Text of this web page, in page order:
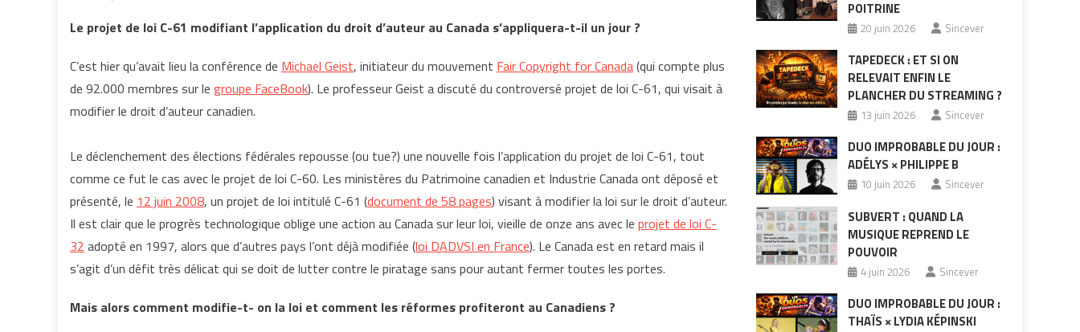
Le projet de loi C-61 modifiant l’application du droit d’auteur au Canada s’appliquera-t-il un jour ?
C’est hier qu’avait lieu la conférence de Michael Geist, initiateur du mouvement Fair Copyright for Canada(qui compte plus
de 92.000 membres sur le groupe FaceBook). Le professeur Geist a discuté du controversé projet de loi C-61, qui visait à
modifier le droit d’auteur canadien.
Le déclenchement des élections fédérales repousse (ou tue?) une nouvelle fois l’application du projet de loi C-61, tout
comme ce fut le cas avec le projet de loi C-60. Les ministères du Patrimoine canadien et Industrie Canada ont déposé et
présenté, le 12 juin 2008, un projet de loi intitulé C-61 (document de 58 pages) visant à modifier la loi sur le droit d’auteur.
Il est clair que le progrès technologique oblige une action au Canada sur leur loi, vieille de onze ans avec le projet de loi C-
32 adopté en 1997, alors que d’autres pays l’ont déjà modifiée (loi DADVSI en France). Le Canada est en retard mais il
s’agit d’un défit très délicat qui se doit de lutter contre le piratage sans pour autant fermer toutes les portes.
Mais alors comment modifie-t- on la loi et comment les réformes profiteront au Canadiens ?
POITRINE
20 juin 2026 Sincever
TAPEDECK : ET SI ON
RELEVAIT ENFIN LE
PLANCHER DU STREAMING ?
13 juin 2026 Sincever
DUO IMPROBABLE DU JOUR :
ADÉLYS × PHILIPPE B
10 juin 2026 Sincever
SUBVERT : QUAND LA
MUSIQUE REPREND LE
POUVOIR
4 juin 2026 Sincever
DUO IMPROBABLE DU JOUR :
THAÏS × LYDIA KÉPINSKI